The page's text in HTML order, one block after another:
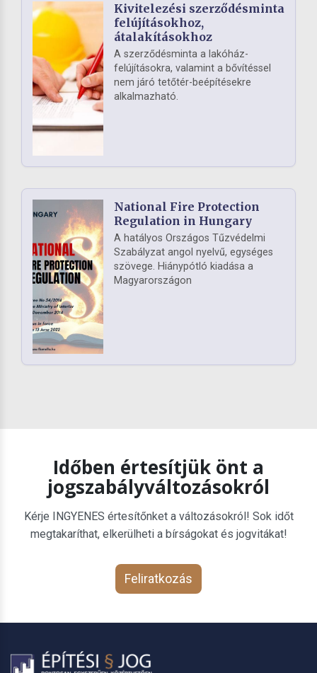
Kivitelezési szerződésminta
felújításokhoz,
átalakításokhoz
A szerződésminta a lakóház-
felújításokra, valamint a bővítéssel
nem járó tetőtér-beépítésekre
alkalmazható.
National Fire Protection
Regulation in Hungary
A hatályos Országos Tűzvédelmi
Szabályzat angol nyelvű, egységes
szövege. Hiánypótló kiadása a
Magyarországon
Időben értesítjük önt a
jogszabályváltozásokról
Kérje INGYENES értesítőnket a változásokról! Sok időt
megtakaríthat, elkerülheti a bírságokat és jogvitákat!
Feliratkozás